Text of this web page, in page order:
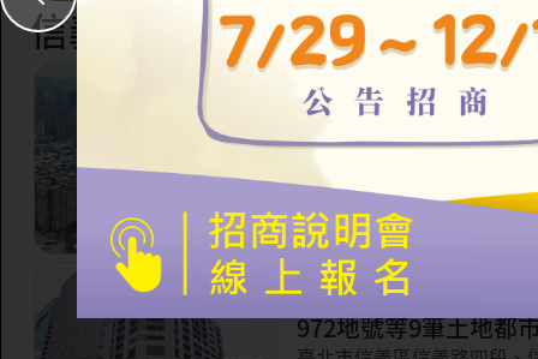
信義區
臺北市信義區虎林段
147地號等45筆土地
市更新案
臺北市信義區永吉路321巷
林街56巷以南，虎林街以西
路以北所圍之部分街廓範圍
臺北市信義區三興段
972地號等9筆土地都